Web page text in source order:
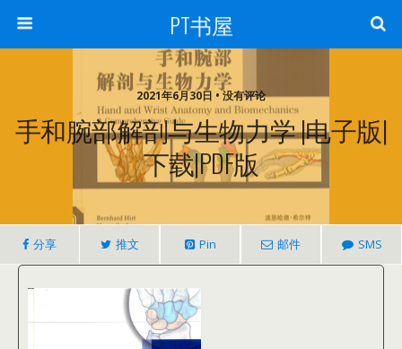
PT书屋
2021年6月30日 • 没有评论
手和腕部解剖与生物力学 |电子版|
下载|PDF版
分享 推文 Pin 邮件 SMS